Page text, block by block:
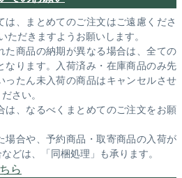
、まとめてのご注文はご遠慮くださ
だきますようお願いします。
た商品の納期が異なる場合は、全ての
なります。入荷済み・在庫商品のみ先
ったん未入荷の商品はキャンセルさせ
さい。
は、なるべくまとめてのご注文をお願
場合や、予約商品・取寄商品の入荷が
どは、「同梱処理」も承ります。
ら